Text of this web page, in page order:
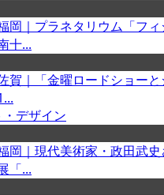
岡｜プラネタリウム「フ
十...
賀｜「金曜ロードショー
デザイン
岡｜現代美術家・政田武
「...